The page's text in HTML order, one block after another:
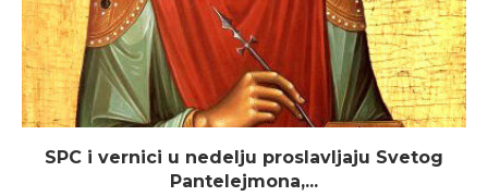
SPC i vernici u nedelju proslavljaju Svetog
Pantelejmona,...